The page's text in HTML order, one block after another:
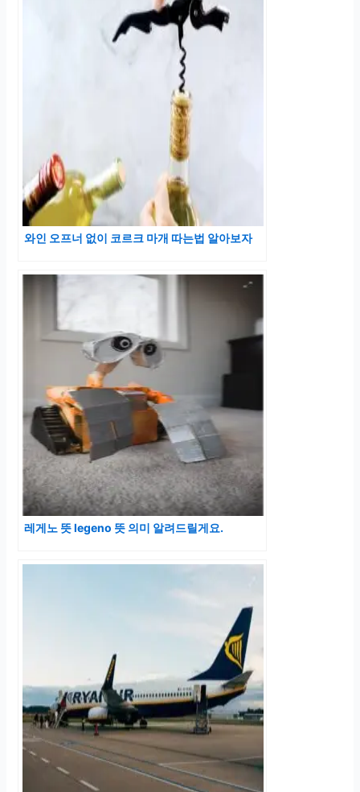
와인 오프너 없이 코르크 마개 따는법 알아보자
레게노 뜻 legeno 뜻 의미 알려드릴게요.